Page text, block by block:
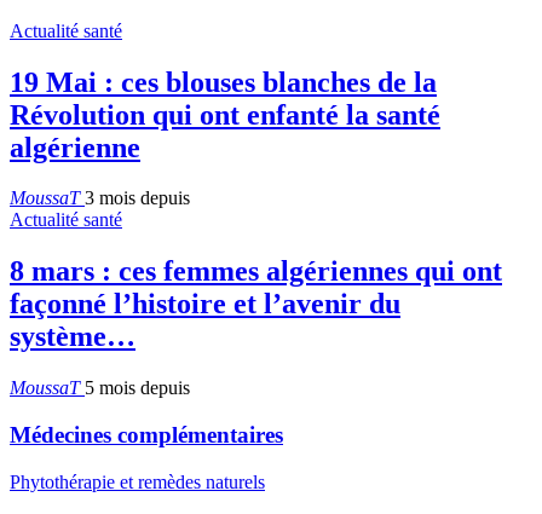
Actualité santé
19 Mai : ces blouses blanches de la
Révolution qui ont enfanté la santé
algérienne
MoussaT3 mois depuis
Actualité santé
8 mars : ces femmes algériennes qui ont
façonné l’histoire et l’avenir du
système…
MoussaT 5 mois depuis
Médecines complémentaires
Phytothérapie et remèdes naturels